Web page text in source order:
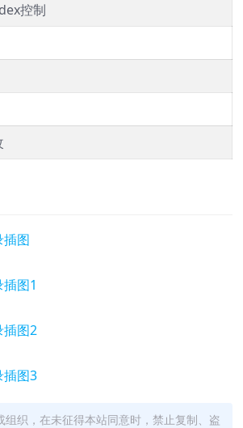
控制
织，在未征得本站同意时，禁止复制、盗